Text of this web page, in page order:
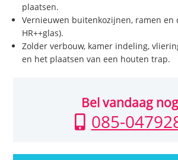
plaatsen.
Vernieuwen buitenkozijnen, ramen en
HR++glas).
Zolder verbouw, kamer indeling,
en het plaatsen van een houten trap.
Bel vandaag
085-